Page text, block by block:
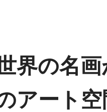
界の名画
アート空